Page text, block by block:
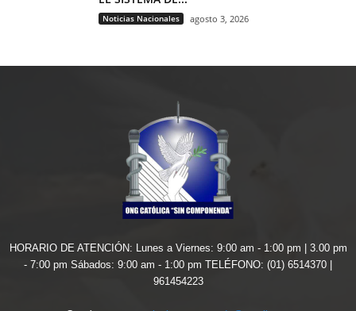
Noticias Nacionales agosto 3, 2026
HORARIO DE ATENCIÓN: Lunes a Viernes: 9:00 am - 1:00 pm | 3.00 pm
- 7:00 pm Sábados: 9:00 am - 1:00 pm TELÉFONO: (01) 6514370 |
961454223